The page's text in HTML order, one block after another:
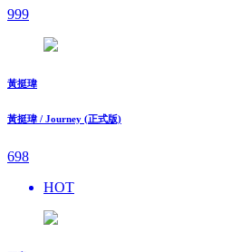
999
黃挺瑋
黃挺瑋 / Journey (正式版)
698
HOT